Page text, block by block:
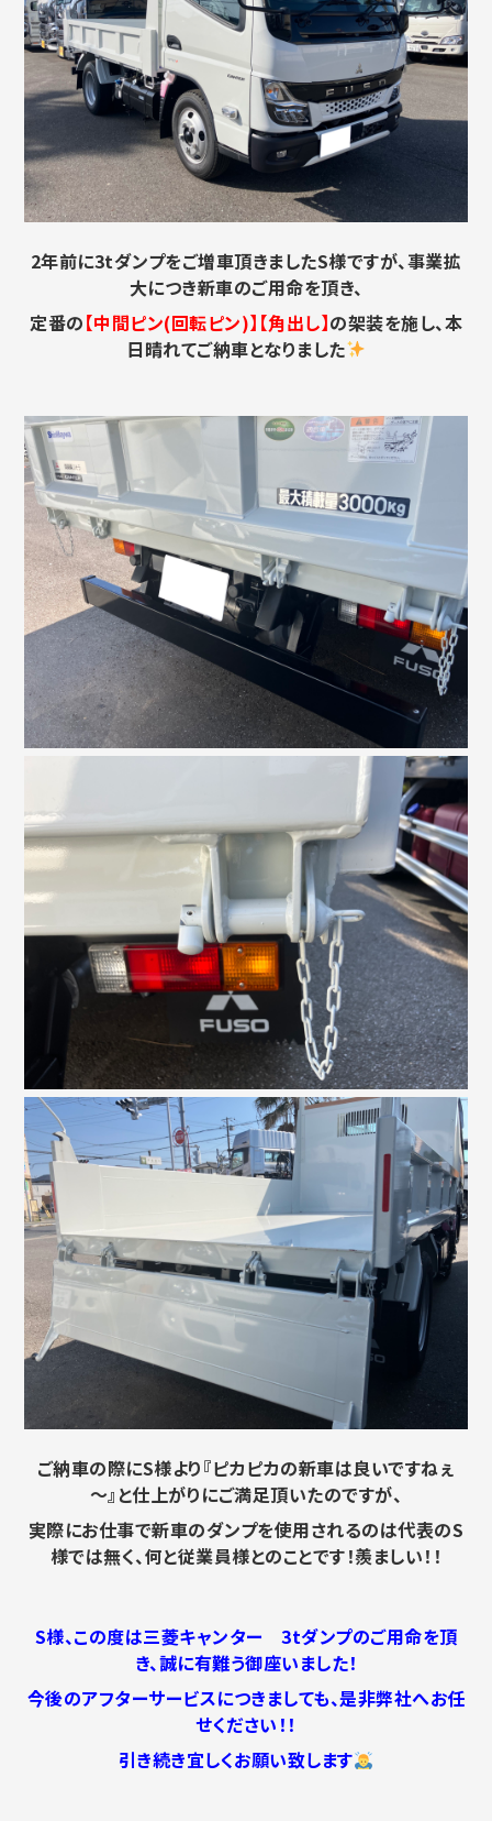
2年前に3tダンプをご増車頂きましたS様ですが、事業拡
大につき新車のご用命を頂き、
定番の【中間ピン(回転ピン)】【角出し】の架装を施し、本
日晴れてご納車となりました
ご納車の際にS様より『ピカピカの新車は良いですねぇ
～』と仕上がりにご満足頂いたのですが、
実際にお仕事で新車のダンプを使用されるのは代表のS
様では無く、何と従業員様とのことです！羨ましい！！
S様、この度は三菱キャンター 3tダンプのご用命を頂
き、誠に有難う御座いました！
今後のアフターサービスにつきましても、是非弊社へお任
せください！！
引き続き宜しくお願い致します